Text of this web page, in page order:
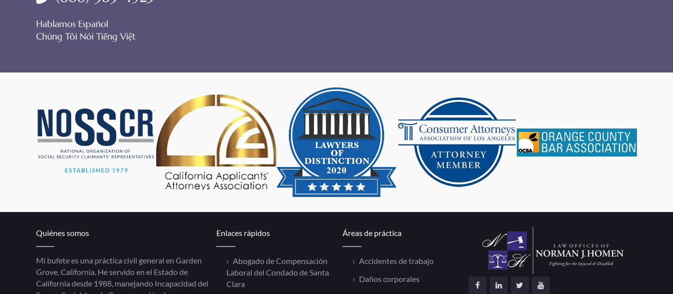
Hablamos Español
Chúng Tôi Nói Tiếng Việt
Quiénes somos
Mi bufete es una práctica civil general en Garden
Grove, California. He servido en el Estado de
California desde 1988, manejando Incapacidad del
Enlaces rápidos
Abogado de Compensación
Laboral del Condado de Santa
Clara
Áreas de práctica
Accidentes de trabajo
Daños corporales